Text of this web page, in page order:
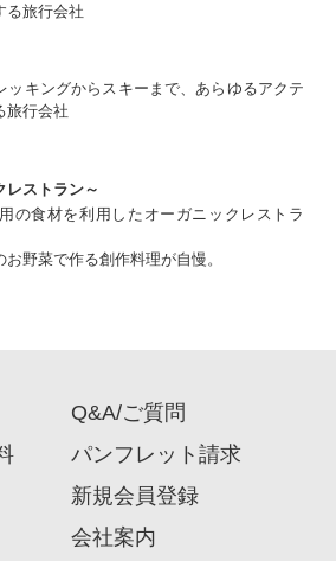
る旅行会社
ッキングからスキーまで、あらゆるアクテ
旅行会社
レストラン～
の食材を利用したオーガニックレストラ
野菜で作る創作料理が自慢。
Q&A/ご質問
パンフレット請求
新規会員登録
会社案内